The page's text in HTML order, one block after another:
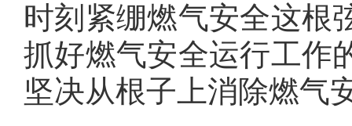
时刻紧绷燃气安全这根
抓好燃气安全运行工作
坚决从根子上消除燃气